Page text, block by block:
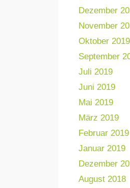
Dezember
November
Oktober 2019
September
Juli 2019
Juni 2019
Mai 2019
März 2019
Februar 2019
Januar 2019
Dezember
August 2018